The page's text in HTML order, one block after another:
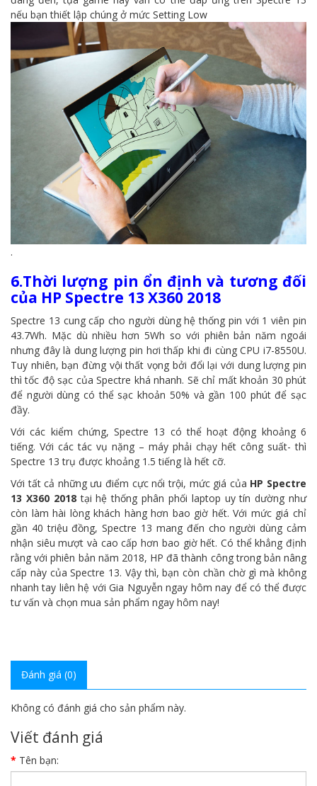
nếu bạn thiết lập chúng ở mức Setting Low
.
6.Thời lượng pin ổn định và tương đối
của HP Spectre 13 X360 2018
Spectre 13 cung cấp cho người dùng hệ thống pin với 1 viên pin
43.7Wh. Mặc dù nhiều hơn 5Wh so với phiên bản năm ngoái
nhưng đây là dung lượng pin hơi thấp khi đi cùng CPU i7-8550U.
Tuy nhiên, bạn đừng vội thất vọng bởi đổi lại với dung lượng pin
thì tốc độ sạc của Spectre khá nhanh. Sẽ chỉ mất khoản 30 phút
để người dùng có thể sạc khoản 50% và gần 100 phút để sạc
đầy.
Với các kiểm chứng, Spectre 13 có thể hoạt động khoảng 6
tiếng. Với các tác vụ nặng – máy phải chạy hết công suất- thì
Spectre 13 trụ được khoảng 1.5 tiếng là hết cỡ.
Với tất cả những ưu điểm cực nổi trội, mức giá của HP Spectre
13 X360 2018tại hệ thống phân phối laptop uy tín dường như
còn làm hài lòng khách hàng hơn bao giờ hết. Với mức giá chỉ
gần 40 triệu đồng, Spectre 13 mang đến cho người dùng cảm
nhận siêu mượt và cao cấp hơn bao giờ hết. Có thể khẳng định
rằng với phiên bản năm 2018, HP đã thành công trong bản nâng
cấp này của Spectre 13. Vậy thì, bạn còn chần chờ gì mà không
nhanh tay liên hệ với Gia Nguyễn ngay hôm nay để có thể được
tư vấn và chọn mua sản phẩm ngay hôm nay!
Đánh giá (0)
Không có đánh giá cho sản phẩm này.
Viết đánh giá
Tên bạn: